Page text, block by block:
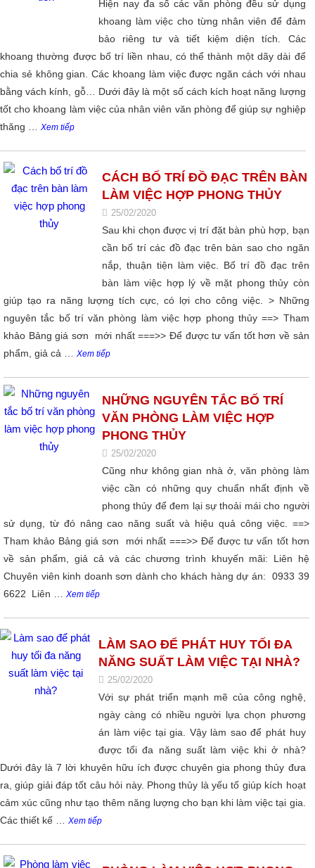
Hiện nay đa số các văn phòng đều sử dụng
khoang làm việc cho từng nhân viên để đảm
bảo riêng tư và tiết kiệm diện tích. Các
khoang thường được bố trí liền nhau, có thể thành một dãy dài để
chia sẻ không gian. Các khoang làm việc được ngăn cách với nhau
bằng vách kính, gỗ… Dưới đây là một số cách kích hoạt năng lượng
tốt cho khoang làm việc của nhân viên văn phòng để giúp sự nghiệp
thăng … Xem tiếp
CÁCH BỐ TRÍ ĐỒ ĐẠC TRÊN BÀN
LÀM VIỆC HỢP PHONG THỦY
25/02/2020
Sau khi chọn được vị trí đặt bàn phù hợp, bạn
cần bố trí các đồ đạc trên bàn sao cho ngăn
nắp, thuận tiện làm việc. Bố trí đồ đạc trên
bàn làm việc hợp lý về mặt phong thủy còn
giúp tạo ra năng lượng tích cực, có lợi cho công việc. > Những
nguyên tắc bố trí văn phòng làm việc hợp phong thủy ==> Tham
khảo Bảng giá sơn mới nhất ===>> Để được tư vấn tốt hơn về sản
phẩm, giả cả … Xem tiếp
NHỮNG NGUYÊN TẮC BỐ TRÍ
VĂN PHÒNG LÀM VIỆC HỢP
PHONG THỦY
25/02/2020
Cũng như không gian nhà ở, văn phòng làm
việc cần có những quy chuẩn nhất định về
phong thủy để đem lại sự thoải mái cho người
sử dụng, từ đó nâng cao năng suất và hiệu quả công việc. ==>
Tham khảo Bảng giá sơn mới nhất ===>> Để được tư vấn tốt hơn
về sản phẩm, giả cả và các chương trình khuyến mãi: Liên hệ
Chuyên viên kinh doanh sơn dành cho khách hàng dự án: 0933 39
6622 Liên … Xem tiếp
LÀM SAO ĐỂ PHÁT HUY TỐI ĐA
NĂNG SUẤT LÀM VIỆC TẠI NHÀ?
25/02/2020
Với sự phát triển mạnh mẽ của công nghệ,
ngày càng có nhiều người lựa chọn phương
án làm việc tại gia. Vậy làm sao để phát huy
được tối đa năng suất làm việc khi ở nhà?
Dưới đây là 7 lời khuyên hữu ích được chuyên gia phong thủy đưa
ra, giúp giải đáp tốt câu hỏi này. Phong thủy là yếu tố giúp kích hoạt
cảm xúc cũng như tạo thêm năng lượng cho bạn khi làm việc tại gia.
Các thiết kế … Xem tiếp